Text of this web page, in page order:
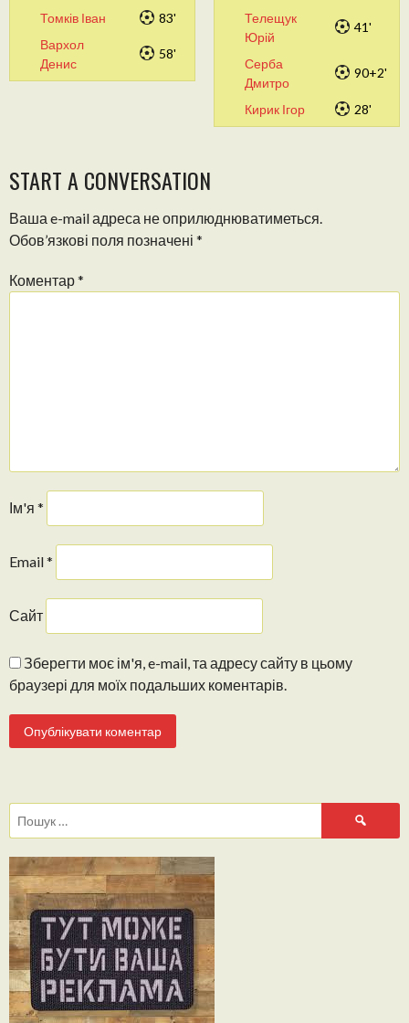
Томків Іван
83'
Вархол
Денис
58'
Телещук
Юрій
41'
Серба
Дмитро
90+2'
Кирик Ігор 28'
START A CONVERSATION
Ваша e-mail адреса не оприлюднюватиметься.
Обов’язкові поля позначені *
Коментар*
Ім'я *
Email*
Сайт
Зберегти моє ім'я, e-mail, та адресу сайту в цьому
браузері для моїх подальших коментарів.
Пошук: